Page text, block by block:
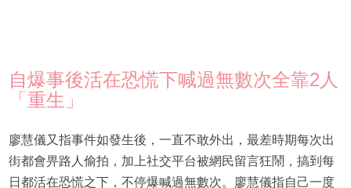
自爆事後活在恐慌下喊過無數次全靠2人
「重生」
廖慧儀又指事件如發生後，一直不敢外出，最差時期每次出
街都會畀路人偷拍，加上社交平台被網民留言狂鬧，搞到每
日都活在恐慌之下，不停爆喊過無數次。廖慧儀指自己一度